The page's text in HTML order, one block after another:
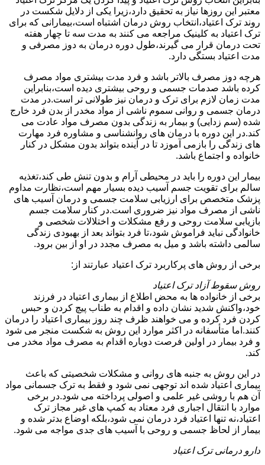
معتبر این روزها نیاز به تحقیق دارد،زیرا یکی از دلایل شکست در
روند ترک اعتیاد،انتخاب روش درمان اشتباه است،بیمارانی که برای
ترک اعتیاد به کلینیک مراجعه می کنند به مدت سه تا چهار هفته
تحت درمان قرار می گیرند،طول دوره درمان به دوز مصرفی و
مدت اعتیاد بستگی دارد.
هرچه دوز مصرف بالاتر باشد و فرد مدت بیشتری مواد مصرف
کرده باشد صدمات جسمی و روحی بیشتری دیده است،بنابراین
مدت زمان لازم برای ترک و درمان نیز طولانی تر است.در مدت
درمان جسمی و روانی سموم ناشی از مواد مخدر از بدن فرد خارج
شده (سم زدایی) و بیمار به زندگی بدون مصرف مواد عادت می
کند.در این دوره با درمان های روانشناسی و مشاوره فرد مهارت
های زندگی را بازمی آموزد تا در آینده بتواند بدون مشکل در کنار
خانواده و اجتماع باشد.
بیمار این دوره را باید در محیطی آرام و بدون تنش طی کند،تغذیه
سالم برای تقویت جسم آسیب دیده بسیار مهم است،نظارت مداوم
پزشک متخصص برای ارزیابی سلامت جسمی و درمان آسیب های
ناشی از مصرف مواد نیز ضروری است.در کنار سلامت جسم
بازیابی سلامت روحی و رفع مشکلات و اختلالات شخصی و
خانوادگی نباید فراموش شود،تا فرد بتواند بعد از بهبودی زندگی
سالمی داشته باشد و میل به مصرف مجدد در او از بین برود.
برخی از روش های پرکاربرد ترک اعتیاد عبارتند از:
روش سقوط آزاد ترک اعتیاد
برخی از خانواده ها به محض اطلاع از بیماری اعتیاد در فرزند
خود،واکنش شدید نشان داده و اقدام به طناب پیچ کردن و حبس
کردن فرد کرده و می خواهند ظرف چند روز بیماری اعتیاد را درمان
کنند.اما متأسفانه در اکثر موارد این روش به شکست منجر می شود
و فرد بیمار در اولین فرصت دوباره اقدام به مصرف مواد مخدر می
کند.
در این روش به جنبه های روانی و مشکلات شخصیتی که باعث
بیماری اعتیاد شده اند توجهی نمی شود و فقط به ترک جسمانی مواد
آن هم با روشی غیر علمی و اصولی پرداخته می شود.در برخی
موارد با انتقال اجباری فرد معتاد به کمپ های غیر مجاز ترک
اعتیاد،نه تنها اعتیاد فرد درمان نمی شود،بلکه اوضاع بدتر شده و
بیمار از لحاظ جسمی و روحی با آسیب های جدی مواجه می شود.
دارو درمانی ترک اعتیاد